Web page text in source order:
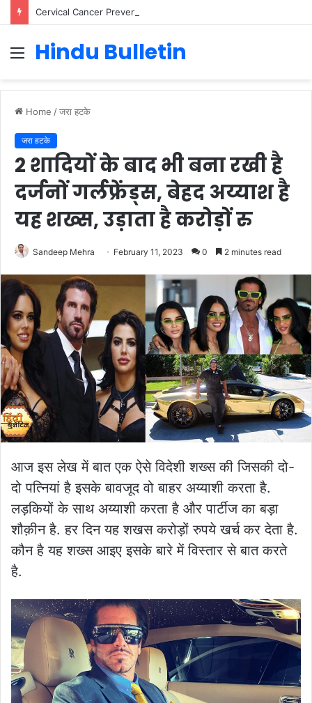
Menu
Hindu Bulletin
Home /जरा हटके
जरा हटके
2 शादियों के बाद भी बना रखी है
दर्जनों गर्लफ्रेंड्स, बेहद अय्याश है
यह शख्स, उड़ाता है करोड़ों रु
Sandeep Mehra February 11, 2023 0 2 minutes read
आज इस लेख में बात एक ऐसे विदेशी शख्स की जिसकी दो-
दो पत्नियां है इसके बावजूद वो बाहर अय्याशी करता है.
लड़कियों के साथ अय्याशी करता है और पार्टीज का बड़ा
शौक़ीन है. हर दिन यह शखस करोड़ों रुपये खर्च कर देता है.
कौन है यह शख्स आइए इसके बारे में विस्तार से बात करते
है.